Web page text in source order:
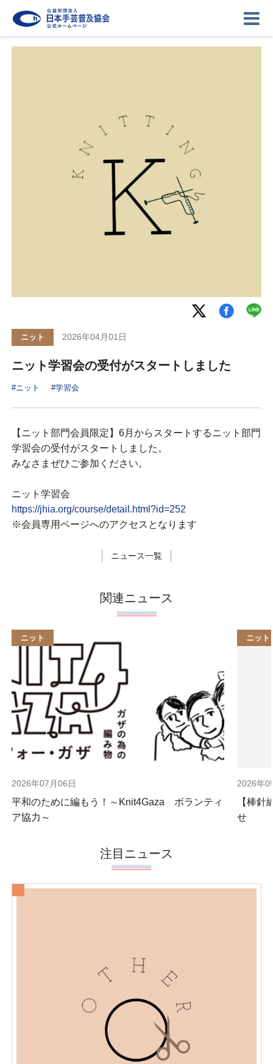
ギャラリー
ニット 2026年04月01日
ニット学習会の受付がスタートしました
#ニット #学習会
【ニット部門会員限定】6月からスタートするニット部門
学習会の受付がスタートしました。
みなさまぜひご参加ください。
ニット学習会
https://jhia.org/course/detail.html?id=252
※会員専用ページへのアクセスとなります
ニュース一覧
関連ニュース
ニット
2026年07月06日
平和のために編もう！～Knit4Gaza ボランティ
ア協力～
ニット
2026年
【棒針
せ
注目ニュース